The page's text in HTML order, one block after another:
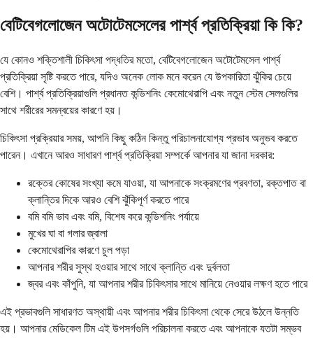
বেটিবেগলোজেন অটোটেমসেলের পার্শ্ব প্রতিক্রিয়া কি কি?
যে কোনও শক্তিশালী চিকিৎসা পদ্ধতির মতো, বেটিবেগলোজেন অটোটেমসেল পার্শ্ব
প্রতিক্রিয়া সৃষ্টি করতে পারে, যদিও অনেক লোক মনে করেন যে উপকারিতা ঝুঁকির চেয়ে
বেশি। পার্শ্ব প্রতিক্রিয়াগুলি প্রধানত কন্ডিশনিং কেমোথেরাপি এবং নতুন স্টেম সেলগুলির
সাথে শরীরের সমন্বয়ের কারণে হয়।
চিকিৎসা প্রক্রিয়ার সময়, আপনি কিছু কঠিন কিন্তু পরিচালনাযোগ্য প্রভাব অনুভব করতে
পারেন। এখানে আরও সাধারণ পার্শ্ব প্রতিক্রিয়া সম্পর্কে আপনার যা জানা দরকার:
রক্তের কোষের সংখ্যা কমে যাওয়া, যা আপনাকে সংক্রমণের প্রবণতা, রক্তপাত বা
ক্লান্তির দিকে আরও বেশি ঝুঁকিপূর্ণ করতে পারে
বমি বমি ভাব এবং বমি, বিশেষ করে কন্ডিশনিং পর্যায়ে
মুখের ঘা বা গলার জ্বালা
কেমোথেরাপির কারণে চুল পড়া
আপনার শরীর সুস্থ হওয়ার সাথে সাথে ক্লান্তি এবং দুর্বলতা
জ্বর এবং কাঁপুনি, যা আপনার শরীর চিকিৎসার সাথে মানিয়ে নেওয়ার লক্ষণ হতে পারে
এই প্রভাবগুলি সাধারণত অস্থায়ী এবং আপনার শরীর চিকিৎসা থেকে সেরে উঠলে উন্নতি
হয়। আপনার মেডিকেল টিম এই উপসর্গগুলি পরিচালনা করতে এবং আপনাকে যতটা সম্ভব